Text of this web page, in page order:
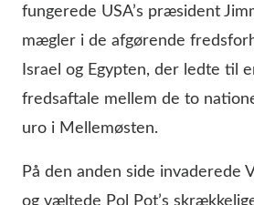
fungerede USA’s præsident
mægler i de afgørende
Israel og Egypten, der ledte til
fredsaftale mellem de to
uro i Mellemøsten.
På den anden side invaderede
og væltede Pol Pot’s